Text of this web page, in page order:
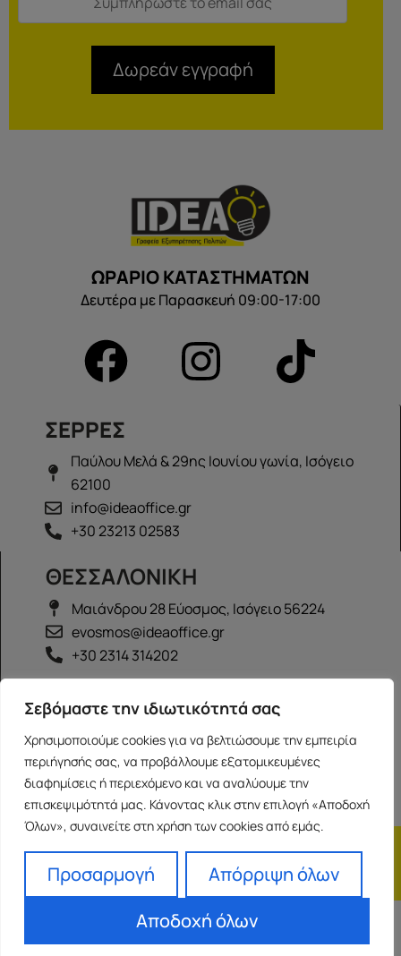
Σεβόμαστε την ιδιωτικότητά σας
Χρησιμοποιούμε cookies για να βελτιώσουμε την εμπειρία
περιήγησής σας, να προβάλλουμε εξατομικευμένες
διαφημίσεις ή περιεχόμενο και να αναλύουμε την
επισκεψιμότητά μας. Κάνοντας κλικ στην επιλογή «Αποδοχή
Όλων», συναινείτε στη χρήση των cookies από εμάς.
Προσαρμογή
Απόρριψη όλων
Αποδοχή όλων
Δωρεάν εγγραφή
ΩΡΑΡΙΟ ΚΑΤΑΣΤΗΜΑΤΩΝ
Δευτέρα με Παρασκευή 09:00-17:00
ΣΕΡΡΕΣ
Παύλου Μελά & 29ης Ιουνίου γωνία, Ισόγειο
62100
info@ideaoffice.gr
+30 23213 02583
ΘΕΣΣΑΛΟΝΙΚΗ
Μαιάνδρου 28 Εύοσμος, Ισόγειο 56224
evosmos@ideaoffice.gr
+30 2314 314202
ΙΩΑΝΝΙΝΑ
Γεώργιου Καραϊσκάκη 38, Ισόγειο 45444
ioannina@ideaoffice.gr
+30 26516 08616
Franchise
Όροι Χρήσης
Powered by